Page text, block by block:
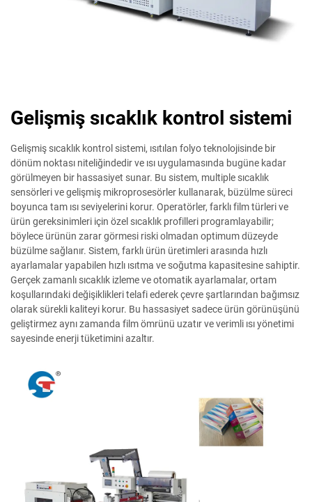
Gelişmiş sıcaklık kontrol sistemi
Gelişmiş sıcaklık kontrol sistemi, ısıtılan folyo teknolojisinde bir
dönüm noktası niteliğindedir ve ısı uygulamasında bugüne kadar
görülmeyen bir hassasiyet sunar. Bu sistem, multiple sıcaklık
sensörleri ve gelişmiş mikroprosesörler kullanarak, büzülme süreci
boyunca tam ısı seviyelerini korur. Operatörler, farklı film türleri ve
ürün gereksinimleri için özel sıcaklık profilleri programlayabilir;
böylece ürünün zarar görmesi riski olmadan optimum düzeyde
büzülme sağlanır. Sistem, farklı ürün üretimleri arasında hızlı
ayarlamalar yapabilen hızlı ısıtma ve soğutma kapasitesine sahiptir.
Gerçek zamanlı sıcaklık izleme ve otomatik ayarlamalar, ortam
koşullarındaki değişiklikleri telafi ederek çevre şartlarından bağımsız
olarak sürekli kaliteyi korur. Bu hassasiyet sadece ürün görünüşünü
geliştirmez aynı zamanda film ömrünü uzatır ve verimli ısı yönetimi
sayesinde enerji tüketimini azaltır.